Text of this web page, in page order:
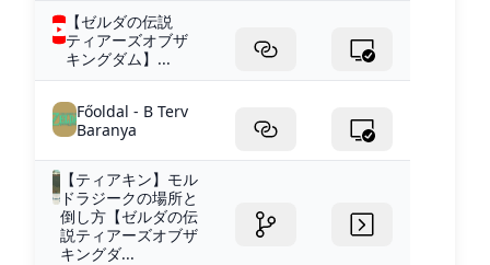
【ゼルダの伝説
ティアーズオブザ
キングダム】...
Főoldal - B Terv
Baranya
【ティアキン】モル
ドラジークの場所と
倒し方【ゼルダの伝
説ティアーズオブザ
キングダ...